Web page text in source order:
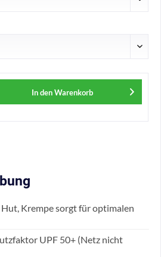
In den Warenkorb
Hut, Krempe sorgt für optimalen
UPF 50+ (Netz nicht